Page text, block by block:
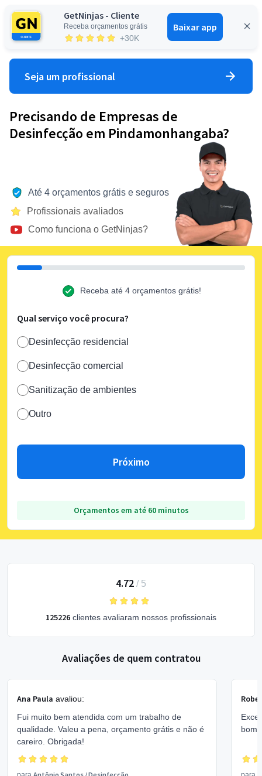
GetNinjas - Cliente
Receba orçamentos grátis
+30K
Baixar app
Entrar
Seja um profissional
Precisando de Empresas de
Desinfecção em Pindamonhangaba?
Até 4 orçamentos grátis e seguros
Profissionais avaliados
Como funciona o GetNinjas?
Receba até 4 orçamentos grátis!
Qual serviço você procura?
Desinfecção residencial
Desinfecção comercial
Sanitização de ambientes
Outro
Próximo
Orçamentos em até 60 minutos
4.72 / 5
125226 clientes avaliaram nossos profissionais
Avaliações de quem contratou
Ana Paula avaliou:
Fui muito bem atendida com um trabalho de
qualidade. Valeu a pena, orçamento grátis e não é
careiro. Obrigada!
bom